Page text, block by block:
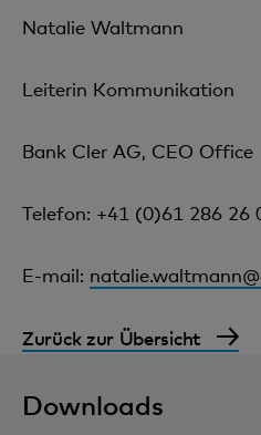
Natalie Waltmann
Leiterin Kommunikation
Bank Cler AG, CEO Office
Telefon: +41 (0)61 286 26
E-mail:
Zurück zur Übersicht
Downloads